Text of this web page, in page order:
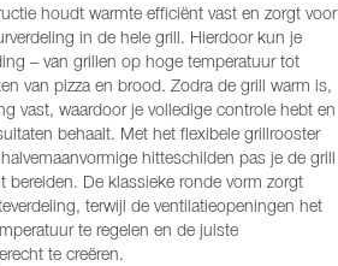
houdt warmte efficiënt vast en zorgt voor
in de hele grill. Hierdoor kun je
– van grillen op hoge temperatuur tot
van pizza en brood. Zodra de grill warm is,
vast, waardoor je volledige controle hebt en
behaalt. Met het flexibele grillrooster
hitteschilden pas je de grill
bereiden. De klassieke ronde vorm zorgt
terwijl de ventilatieopeningen het
te regelen en de juiste
te creëren.